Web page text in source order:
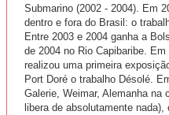
Submarino (2002 - 2004). Em
dentro e fora do Brasil: o
Entre 2003 e 2004 ganha a
de 2004 no Rio Capibaribe.
realizou uma primeira
Port Doré o trabalho Désolé.
Galerie, Weimar, Alemanha
libera de absolutamente